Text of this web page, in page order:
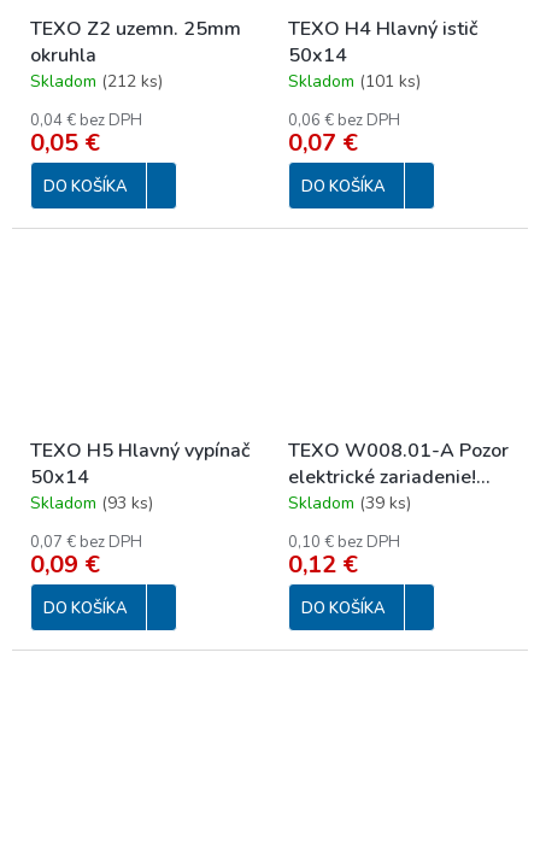
TEXO Z2 uzemn. 25mm
okruhla
Skladom (212 ks)
0,04 € bez DPH
0,05 €
DO KOŠÍKA
TEXO H4 Hlavný istič
50x14
Skladom (101 ks)
0,06 € bez DPH
0,07 €
DO KOŠÍKA
TEXO H5 Hlavný vypínač
50x14
Skladom (93 ks)
0,07 € bez DPH
0,09 €
DO KOŠÍKA
TEXO W008.01-A Pozor
elektrické zariadenie!
32x65mm
Skladom (39 ks)
0,10 € bez DPH
0,12 €
DO KOŠÍKA